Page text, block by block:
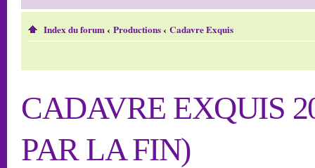
Index du forum‹ Productions‹ Cadavre Exquis
CADAVRE EXQUIS
PAR LA FIN)